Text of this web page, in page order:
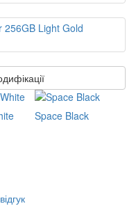
Space Black